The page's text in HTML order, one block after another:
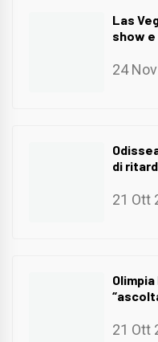
Las
show
24
di
21 Ott
21 Ott